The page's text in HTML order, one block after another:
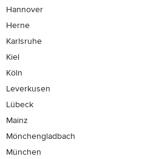
Hannover
Herne
Karlsruhe
Kiel
Köln
Leverkusen
Lübeck
Mainz
Mönchen­gladbach
München